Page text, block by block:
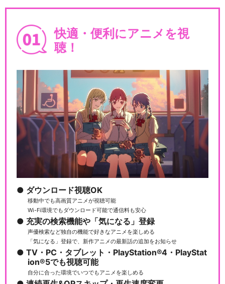
快適・便利にアニメを視
聴！
ダウンロード視聴OK
移動中でも高画質アニメが視聴可能
Wi-Fi環境でもダウンロード可能で通信料も安心
充実の検索機能や「気になる」登録
声優検索など独自の機能で好きなアニメを楽しめる
「気になる」登録で、新作アニメの最新話の追加をお知らせ
TV・PC・タブレット・PlayStation®4・PlayStat
ion®5でも視聴可能
自分に合った環境でいつでもアニメを楽しめる